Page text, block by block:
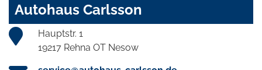
Autohaus Carlsson
Hauptstr. 1
19217 Rehna OT Nesow